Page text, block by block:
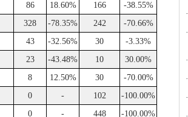
86 18.60% 166
-38.55%
328 -78.35% 242
-70.66%
43 -32.56% 30
-3.33%
23 -43.48% 10
30.00%
8 12.50% 30
-70.00%
0 - 102
-100.00%
0 - 448 -100.00%
·
·
·
·
·